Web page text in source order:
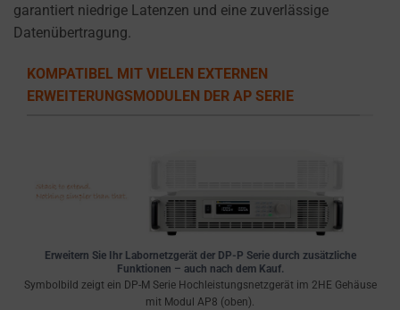
garantiert niedrige Latenzen und eine zuverlässige
Datenübertragung.
KOMPATIBEL MIT VIELEN EXTERNEN
ERWEITERUNGSMODULEN DER AP SERIE
Erweitern Sie Ihr Labornetzgerät der DP-P Serie durch zusätzliche
Funktionen – auch nach dem Kauf.
Symbolbild zeigt ein DP-M Serie Hochleistungsnetzgerät im 2HE Gehäuse
mit Modul AP8 (oben).
outlines
the
cookies
information